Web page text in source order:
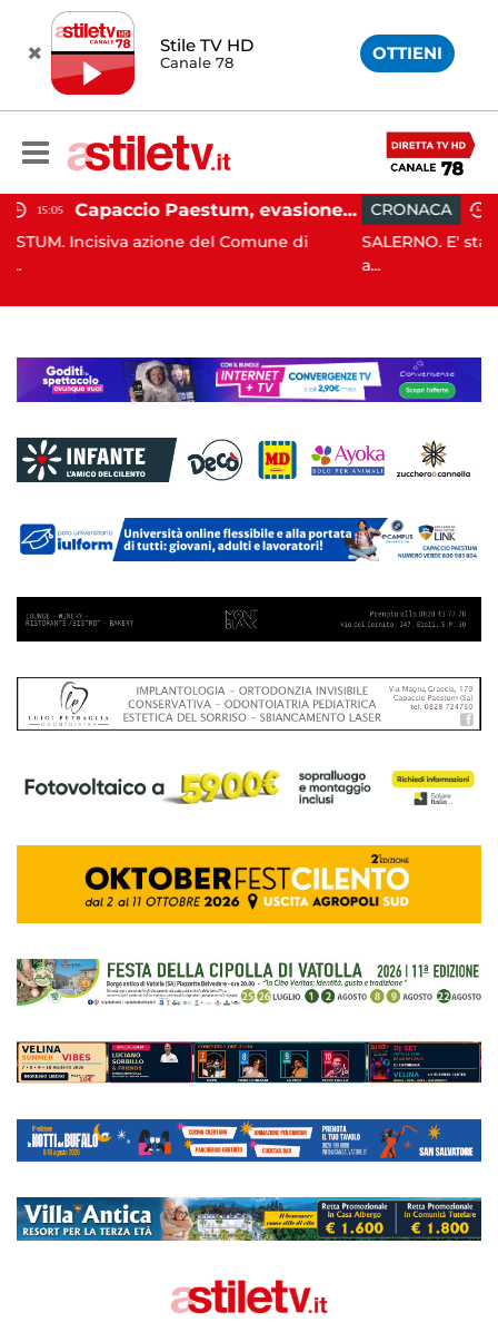
Stile TV HD
Canale 78 OTTIENI
Capaccio Paestum, evasione tassa di soggiorno: scoperte 49 strutture fantasma, elevate 132 sanzioni
del Comune di
CRONACA 13:55
SALERNO. E' stato scoperto solo